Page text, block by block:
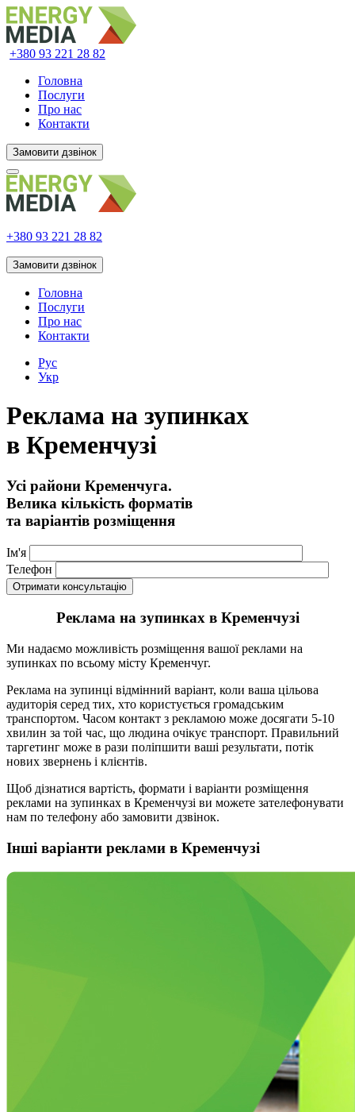
+380 93 221 28 82
Головна
Послуги
Про нас
Контакти
Замовити дзвінок
+380 93 221 28 82
Замовити дзвінок
Головна
Послуги
Про нас
Контакти
Рус
Укр
Реклама на зупинках
в Кременчузі
Усі райони Кременчуга.
Велика кількість форматів
та варіантів розміщення
Ім'я
Телефон
Реклама на зупинках в Кременчузі
Ми надаємо можливість розміщення вашої реклами на
зупинках по всьому місту Кременчуг.
Реклама на зупинці відмінний варіант, коли ваша цільова
аудиторія серед тих, хто користується громадським
транспортом. Часом контакт з рекламою може досягати 5-10
хвилин за той час, що людина очікує транспорт. Правильний
таргетинг може в рази поліпшити ваші результати, потік
нових звернень і клієнтів.
Щоб дізнатися вартість, формати і варіанти розміщення
реклами на зупинках в Кременчузі ви можете зателефонувати
нам по телефону або замовити дзвінок.
Інші варіанти реклами в Кременчузі